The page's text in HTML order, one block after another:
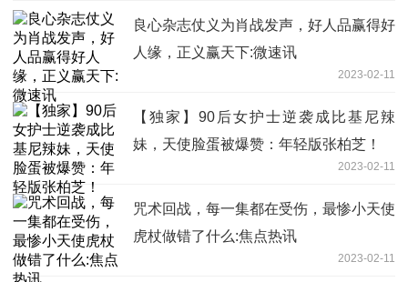
良心杂志仗义为肖战发声，好人品赢得好
人缘，正义赢天下:微速讯
2023-02-11
【独家】90后女护士逆袭成比基尼辣
妹，天使脸蛋被爆赞：年轻版张柏芝​！
2023-02-11
咒术回战，每一集都在受伤，最惨小天使
虎杖做错了什么:焦点热讯
2023-02-11